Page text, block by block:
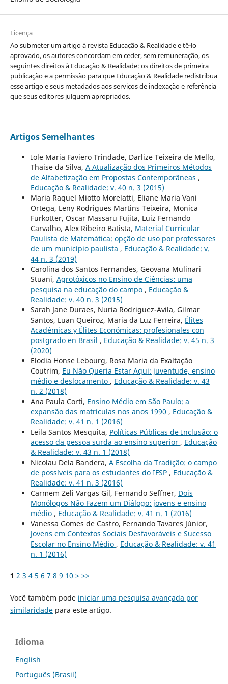
Licença
Ao submeter um artigo à revista Educação & Realidade e tê-lo
aprovado, os autores concordam em ceder, sem remuneração, os
seguintes direitos à Educação & Realidade: os direitos de primeira
publicação e a permissão para que Educação & Realidade redistribua
esse artigo e seus metadados aos serviços de indexação e referência
que seus editores julguem apropriados.
Artigos Semelhantes
Iole Maria Faviero Trindade, Darlize Teixeira de Mello,
Thaise da Silva, A Atualização dos Primeiros Métodos
de Alfabetização em Propostas Contemporâneas ,
Educação & Realidade: v. 40 n. 3 (2015)
Maria Raquel Miotto Morelatti, Eliane Maria Vani
Ortega, Leny Rodrigues Martins Teixeira, Monica
Furkotter, Oscar Massaru Fujita, Luiz Fernando
Carvalho, Alex Ribeiro Batista, Material Curricular
Paulista de Matemática: opção de uso por professores
de um município paulista , Educação & Realidade: v.
44 n. 3 (2019)
Carolina dos Santos Fernandes, Geovana Mulinari
Stuani, Agrotóxicos no Ensino de Ciências: uma
pesquisa na educação do campo , Educação &
Realidade: v. 40 n. 3 (2015)
Sarah Jane Duraes, Nuria Rodriguez-Avila, Gilmar
Santos, Luan Queiroz, Maria da Luz Ferreira, Élites
Académicas y Élites Económicas: profesionales con
postgrado en Brasil , Educação & Realidade: v. 45 n. 3
(2020)
Elodia Honse Lebourg, Rosa Maria da Exaltação
Coutrim, Eu Não Queria Estar Aqui: juventude, ensino
médio e deslocamento , Educação & Realidade: v. 43
n. 2 (2018)
Ana Paula Corti, Ensino Médio em São Paulo: a
expansão das matrículas nos anos 1990 , Educação &
Realidade: v. 41 n. 1 (2016)
Leila Santos Mesquita, Políticas Públicas de Inclusão: o
acesso da pessoa surda ao ensino superior , Educação
& Realidade: v. 43 n. 1 (2018)
Nicolau Dela Bandera, A Escolha da Tradição: o campo
de possíveis para os estudantes do IFSP , Educação &
Realidade: v. 41 n. 3 (2016)
Carmem Zeli Vargas Gil, Fernando Seffner, Dois
Monólogos Não Fazem um Diálogo: jovens e ensino
médio , Educação & Realidade: v. 41 n. 1 (2016)
Vanessa Gomes de Castro, Fernando Tavares Júnior,
Jovens em Contextos Sociais Desfavoráveis e Sucesso
Escolar no Ensino Médio , Educação & Realidade: v. 41
n. 1 (2016)
1 2 3 4 5 6 7 8 9 10 > >>
Você também pode iniciar uma pesquisa avançada por
similaridadepara este artigo.
Idioma
English
Português (Brasil)